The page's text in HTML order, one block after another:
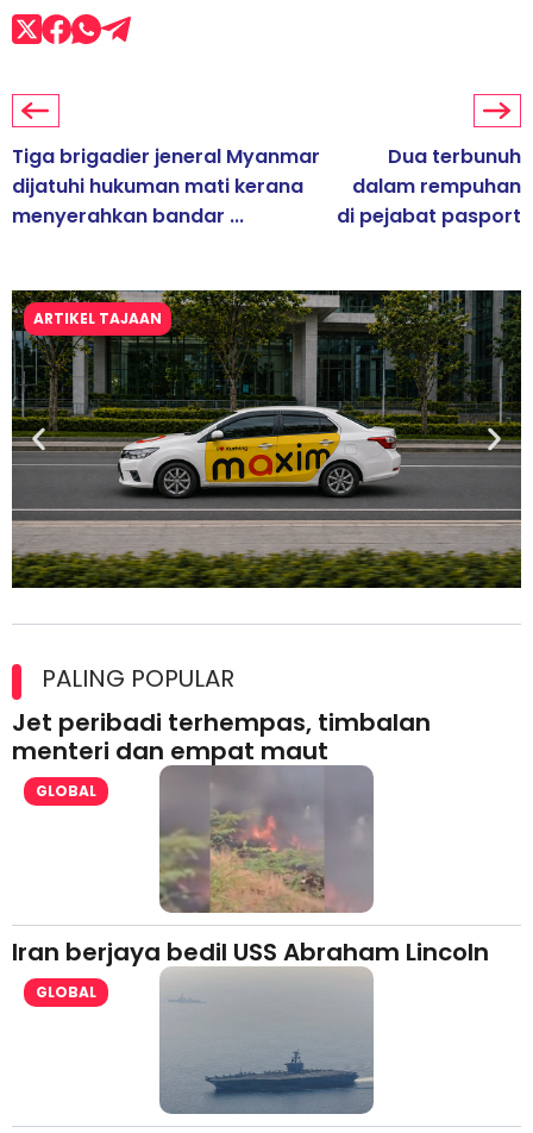
Tiga brigadier jeneral Myanmar
dijatuhi hukuman mati kerana
menyerahkan bandar ...
Dua terbunuh
dalam rempuhan
di pejabat pasport
ARTIKEL TAJAAN
lesen separuh pertama 2026
PALING POPULAR
Jet peribadi terhempas, timbalan
menteri dan empat maut
GLOBAL
Iran berjaya bedil USS Abraham Lincoln
GLOBAL